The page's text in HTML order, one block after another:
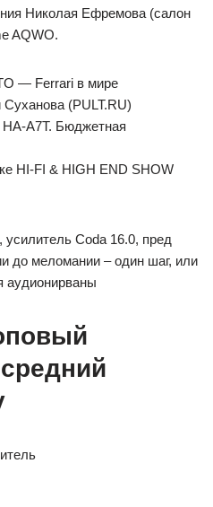
Николая Ефремова (салон
AQWO.
— Ferrari в мире
(PULT.RU)
A7T. Бюджетная
HI-FI & HIGH END SHOW
Coda 16.0, пред
до меломании – один шаг, или
аудионирваны